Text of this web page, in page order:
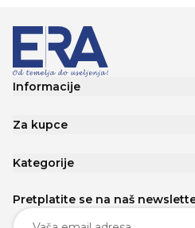
Informacije
Za kupce
Kategorije
Pretplatite se na naš